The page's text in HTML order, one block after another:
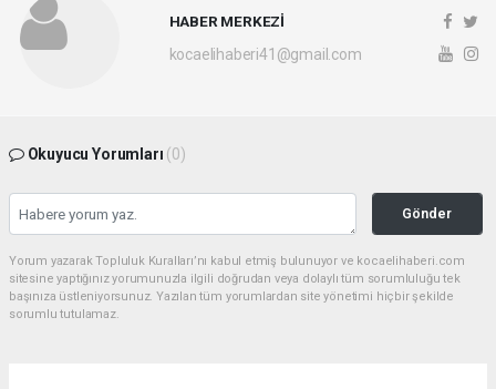
HABER MERKEZİ
kocaelihaberi41@gmail.com
Okuyucu Yorumları (0)
Gönder
Yorum yazarak Topluluk Kuralları’nı kabul etmiş bulunuyor ve kocaelihaberi.com
sitesine yaptığınız yorumunuzla ilgili doğrudan veya dolaylı tüm sorumluluğu tek
başınıza üstleniyorsunuz. Yazılan tüm yorumlardan site yönetimi hiçbir şekilde
sorumlu tutulamaz.